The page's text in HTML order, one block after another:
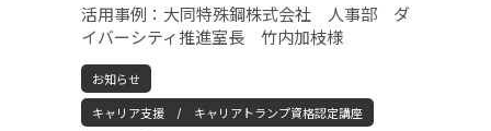
活用事例：大同特殊鋼株式会社 人事部 ダ
イバーシティ推進室長 竹内加枝様
お知らせ
キャリア支援 / キャリアトランプ資格認定講座